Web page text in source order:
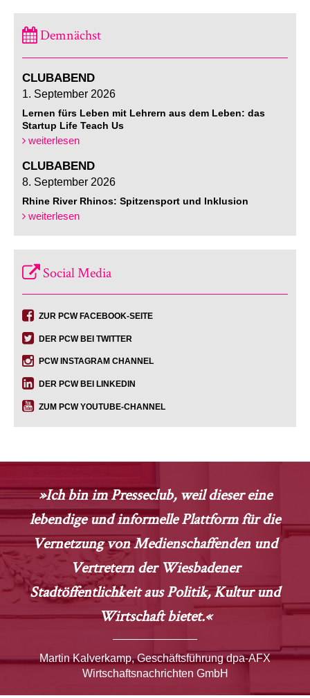
Demnächst
CLUBABEND
1. September 2026
Lernen fürs Leben mit Lehrern aus dem Leben: das
Startup Life Teach Us
weiterlesen
CLUBABEND
8. September 2026
Rhine River Rhinos: Spitzensport und Inklusion
weiterlesen
Social Media
ZUR PCW FACEBOOK-SEITE
DER PCW BEI TWITTER
PCW INSTAGRAM CHANNEL
DER PCW BEI LINKEDIN
ZUM PCW YOUTUBE-CHANNEL
»Ich bin im Presseclub, weil dieser eine
lebendige und informelle Plattform für die
Vernetzung von Medienschaffenden und
Vertretern der Wiesbadener
Stadtöffentlichkeit aus Politik, Kultur und
Wirtschaft bietet.«
Martin Kalverkamp, Geschäftsführung dpa-AFX
Wirtschaftsnachrichten GmbH